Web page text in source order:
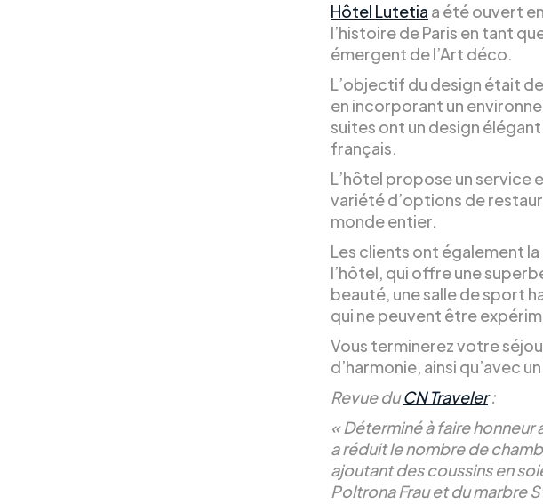
Hôtel Lutetia a été ouvert
l’histoire de Paris en tant
émergent de l’Art déco.
L’objectif du design était
en incorporant un
suites ont un design
français.
L’hôtel propose un service
variété d’options de
monde entier.
Les clients ont également
l’hôtel, qui offre une
beauté, une salle de sport
qui ne peuvent être
Vous terminerez votre
d’harmonie, ainsi qu’avec
Revue duCN Traveler:
« Déterminé à faire
a réduit le nombre de
ajoutant des coussins en
Poltrona Frau et du marbre